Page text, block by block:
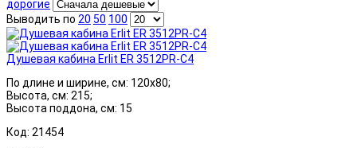
дорогие
Выводить по 20 50 100
Душевая кабина Erlit ER 3512PR-C4
По длине и ширине, см: 120x80;
Высота, см: 215;
Высота поддона, см: 15
Код: 21454